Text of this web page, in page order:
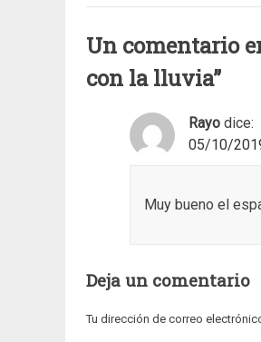
Un comentario
con la lluvia”
Rayo dice:
05/10/
Muy bueno el
Deja un comentario
Tu dirección de correo